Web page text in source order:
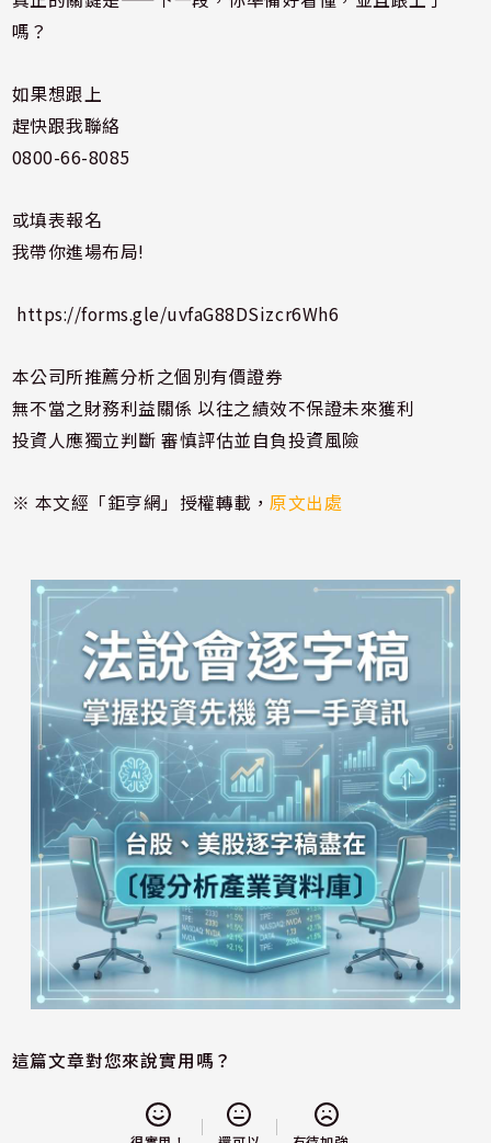
嗎？
如果想跟上
趕快跟我聯絡
0800-66-8085
或填表報名
我帶你進場布局!
https://forms.gle/uvfaG88DSizcr6Wh6
本公司所推薦分析之個別有價證券
無不當之財務利益關係 以往之績效不保證未來獲利
投資人應獨立判斷 審慎評估並自負投資風險
※ 本文經「鉅亨網」授權轉載，原文出處
這篇文章對您來說實用嗎？